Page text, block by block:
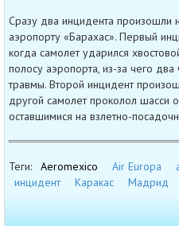
Сразу два инцидента произошли
аэропорту «Барахас». Первый
когда самолет ударился
полосу аэропорта, из-за чего
травмы. Второй инцидент
другой самолет проколол шасси
оставшимися на взлетно-
Теги: Aeromexico Air Europa
инцидент
Каракас Мадрид